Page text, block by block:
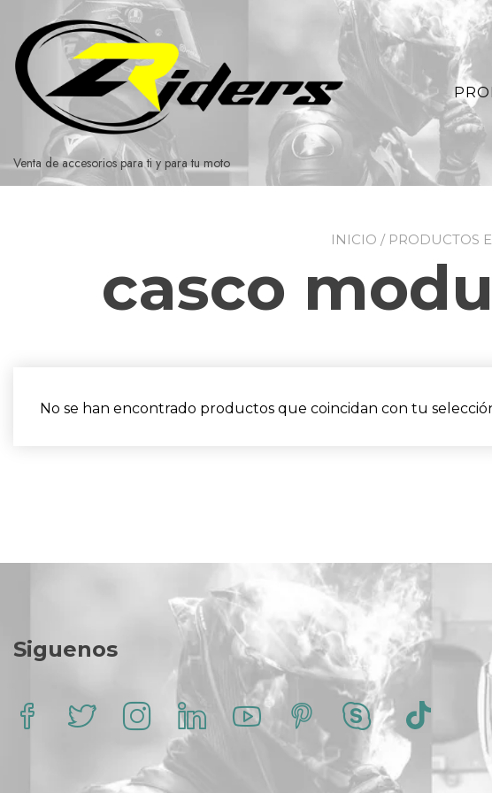
contenido
Venta de accesorios para ti y para tu moto
INICIO / PRODUCTOS
casco
No se han encontrado productos que coincidan con tu
Siguenos